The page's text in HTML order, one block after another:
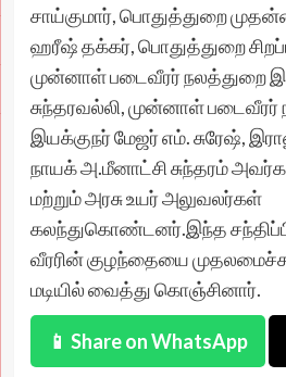
சாய்குமார், பொதுத்துறை
ஹரீஷ் தக்கர், பொதுத்துறை
முன்னாள் படைவீரர் நலத்துறை
சுந்தரவல்லி, முன்னாள்
இயக்குநர் மேஜர் எம். சுரேஷ்,
நாயக் அ.மீனாட்சி சுந்தரம்
மற்றும் அரசு உயர் அலுவலர்கள்
கலந்துகொண்டனர்.இந்த
வீரரின் குழந்தையை
மடியில் வைத்து கொஞ்சினார்.
📱 Share on WhatsApp